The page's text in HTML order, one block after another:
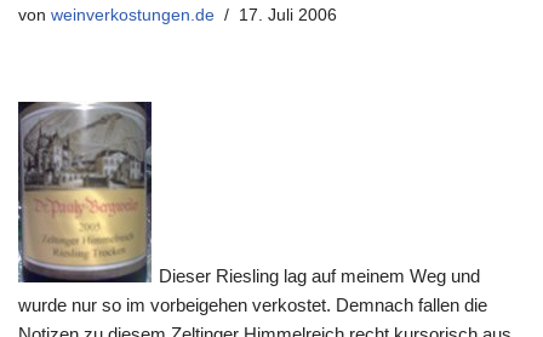
von weinverkostungen.de 17. Juli 2006
Dieser Riesling lag auf meinem Weg und
wurde nur so im vorbeigehen verkostet. Demnach fallen die